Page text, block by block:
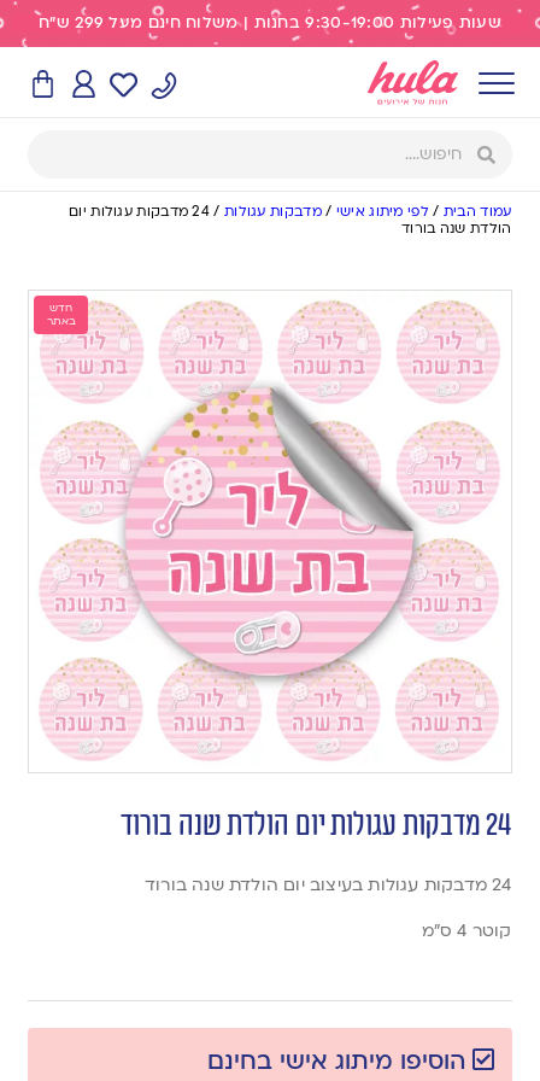
שעות פעילות 9:30-19:00 בחנות | משלוח חינם מעל 299 ש"ח
עמוד הבית / לפי מיתוג אישי /מדבקות עגולות /
24 מדבקות עגולות יום
הולדת שנה בורוד
חדש
באתר
24 מדבקות עגולות יום הולדת שנה בורוד
24 מדבקות עגולות בעיצוב יום הולדת שנה בורוד
קוטר 4 ס”מ
הוסיפו מיתוג אישי בחינם